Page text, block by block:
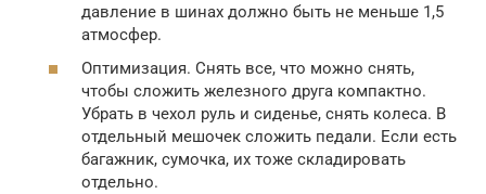
давление в шинах должно быть не меньше 1,5
атмосфер.
Оптимизация. Снять все, что можно снять,
чтобы сложить железного друга компактно.
Убрать в чехол руль и сиденье, снять колеса. В
отдельный мешочек сложить педали. Если есть
багажник, сумочка, их тоже складировать
отдельно.